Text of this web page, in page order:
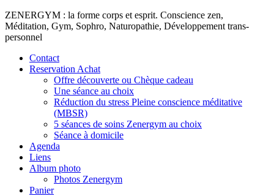
ZENERGYM : la forme corps et esprit. Conscience zen,
Méditation, Gym, Sophro, Naturopathie, Développement trans-
personnel
Contact
Reservation Achat
Offre découverte ou Chèque cadeau
Une séance au choix
Réduction du stress Pleine conscience méditative
(MBSR)
5 séances de soins Zenergym au choix
Séance à domicile
Agenda
Liens
Album photo
Photos Zenergym
Panier